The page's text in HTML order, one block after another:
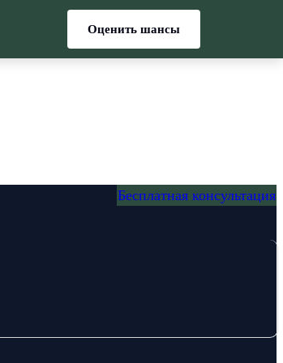
Бесплатная консультация
Оценить шансы